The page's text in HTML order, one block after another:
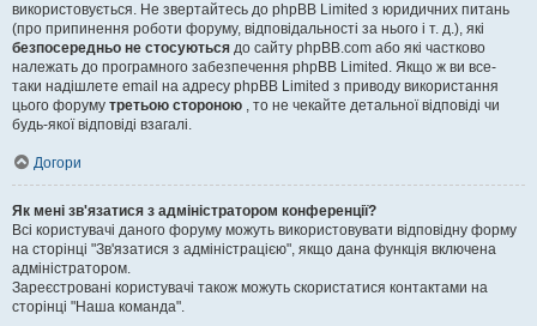
використовується. Не звертайтесь до phpBB Limited з юридичних питань
(про припинення роботи форуму, відповідальності за нього і т. д.), які
безпосередньо не стосуються до сайту phpBB.com або які частково
належать до програмного забезпечення phpBB Limited. Якщо ж ви все-
таки надішлете email на адресу phpBB Limited з приводу використання
цього форуму третьою стороною , то не чекайте детальної відповіді чи
будь-якої відповіді взагалі.
Догори
Як мені зв'язатися з адміністратором конференції?
Всі користувачі даного форуму можуть використовувати відповідну форму
на сторінці "Зв'язатися з адміністрацією", якщо дана функція включена
адміністратором.
Зареєстровані користувачі також можуть скористатися контактами на
сторінці "Наша команда".